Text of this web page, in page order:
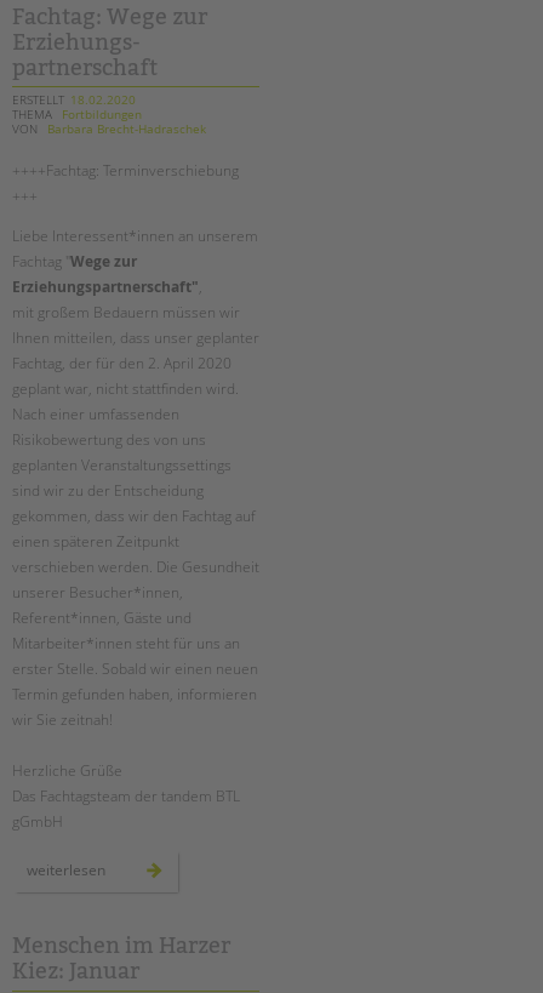
aktuellen
situation
Fachtag: Wege zur
Erziehungs-
partnerschaft
ERSTELLT 18.02.2020
THEMA
Fortbildungen
VON
Barbara Brecht-Hadraschek
++++Fachtag: Terminverschiebung
+++
Liebe Interessent*innen an unserem
Fachtag " Wege zur
Erziehungspartnerschaft",
mit großem Bedauern müssen wir
Ihnen mitteilen, dass unser geplanter
Fachtag, der für den 2. April 2020
geplant war, nicht stattfinden wird.
Nach einer umfassenden
Risikobewertung des von uns
geplanten Veranstaltungssettings
sind wir zu der Entscheidung
gekommen, dass wir den Fachtag auf
einen späteren Zeitpunkt
verschieben werden. Die Gesundheit
unserer Besucher*innen,
Referent*innen, Gäste und
Mitarbeiter*innen steht für uns an
erster Stelle. Sobald wir einen neuen
Termin gefunden haben, informieren
wir Sie zeitnah!
Herzliche Grüße
Das Fachtagsteam der tandem BTL
gGmbH
weiterlesen fachtag:
Menschen im Harzer
Kiez: Januar